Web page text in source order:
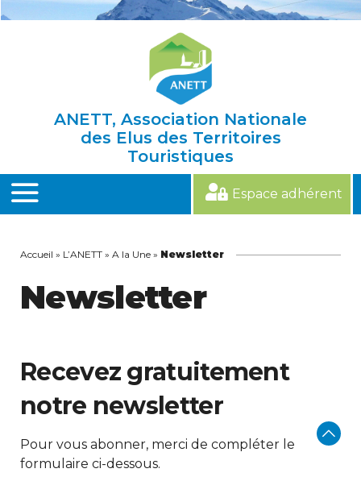
ANETT, Association Nationale
des Elus des Territoires
Touristiques
MENU
Espace adhérent
Accueil » L’ANETT » A la Une » Newsletter
Newsletter
Recevez gratuitement
notre newsletter
Pour vous abonner, merci de compléter le
formulaire ci-dessous.